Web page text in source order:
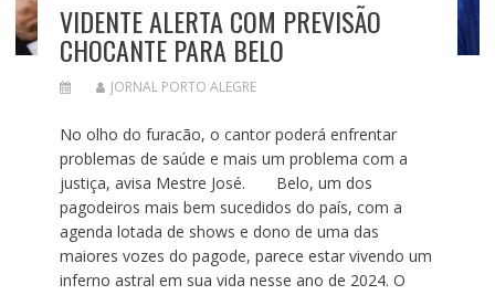
VIDENTE ALERTA COM PREVISÃO
CHOCANTE PARA BELO
JORNAL PORTO ALEGRE
No olho do furacão, o cantor poderá enfrentar
problemas de saúde e mais um problema com a
justiça, avisa Mestre José. Belo, um dos
pagodeiros mais bem sucedidos do país, com a
agenda lotada de shows e dono de uma das
maiores vozes do pagode, parece estar vivendo um
inferno astral em sua vida nesse ano de 2024. O